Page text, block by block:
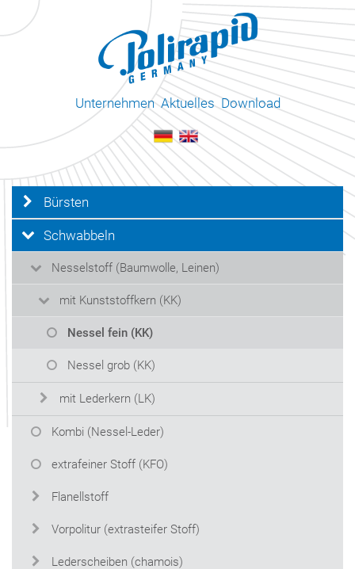
Unternehmen Aktuelles Download
Bürsten
Schwabbeln
Nesselstoff (Baumwolle, Leinen)
mit Kunststoffkern (KK)
Nessel fein (KK)
Nessel grob (KK)
mit Lederkern (LK)
Kombi (Nessel-Leder)
extrafeiner Stoff (KFO)
Flanellstoff
Vorpolitur (extrasteifer Stoff)
Lederscheiben (chamois)